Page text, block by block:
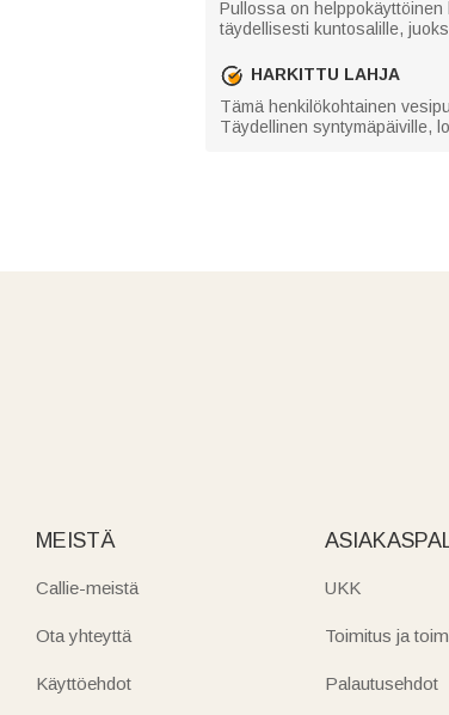
Pullossa on
täydellisesti kuntosalille,
HARKITTU LAHJA
Tämä henkilökohtainen
Täydellinen syntymäpäiville,
MEISTÄ
Callie-meistä
Ota yhteyttä
Käyttöehdot
UKK
Toimitus ja
Palautusehdot